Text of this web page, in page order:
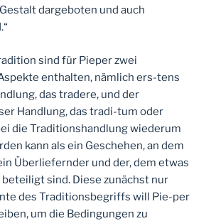
dargeboten und auch
sind für Pieper zwei
enthalten, nämlich ers-tens
das tradere, und der
Handlung, das tradi-tum oder
die Traditionshandlung wiederum
kann als ein Geschehen, an dem
Überliefernder und der, dem etwas
sind. Diese zunächst nur
des Traditionsbegriffs will Pie-per
um die Bedingungen zu